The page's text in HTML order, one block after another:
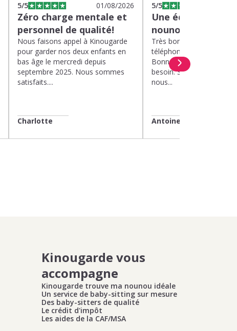
5/5 01/08/2026
Zéro charge mentale et
personnel de qualité!
Nous faisons appel à Kinougarde
pour garder nos deux enfants en
bas âge le mercredi depuis
septembre 2025. Nous sommes
satisfaits....
Charlotte
5/5
Une équipe
nounou parfaite!
Très bons interlocuteurs
téléphone. Rapidité.
Bonne compréhension
besoin. Soucis du détail.
nous...
Antoine
Kinougarde vous
accompagne
Kinougarde trouve ma nounou idéale
Un service de baby-sitting sur mesure
Des baby-sitters de qualité
Le crédit d'impôt
Les aides de la CAF/MSA